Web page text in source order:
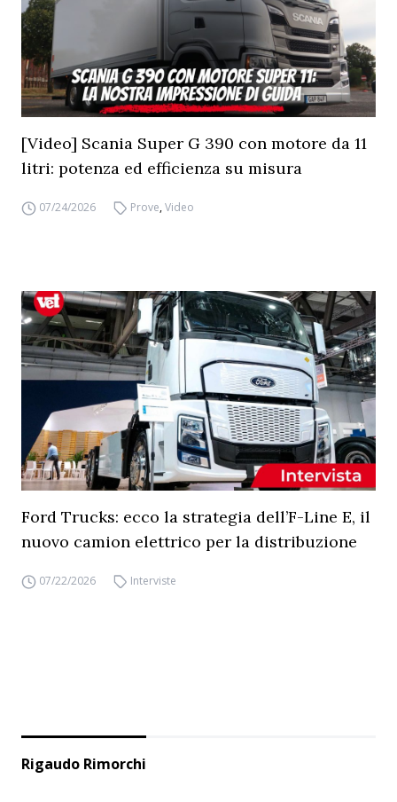
[Video] Scania Super G 390 con motore da 11
litri: potenza ed efficienza su misura
07/24/2026 Prove,Video
Ford Trucks: ecco la strategia dell’F-Line E, il
nuovo camion elettrico per la distribuzione
07/22/2026 Interviste
Rigaudo Rimorchi